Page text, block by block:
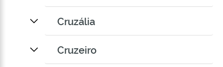
Cruzália
Cruzeiro